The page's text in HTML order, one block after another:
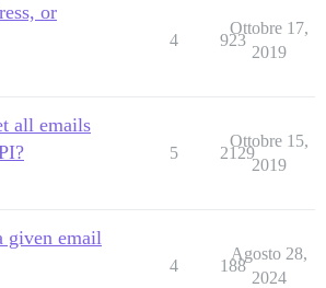
or
4 923
Ottobre 17,
2019
all emails
5 2129
Ottobre 15,
2019
given email
4 188
Agosto 28,
2024